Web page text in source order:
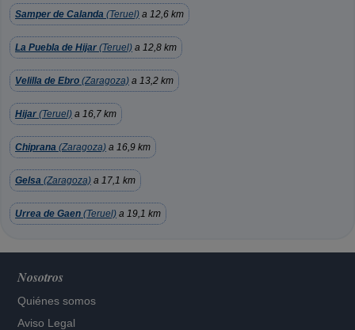
Samper de Calanda (Teruel) a 12,6 km
La Puebla de Hijar (Teruel) a 12,8 km
Velilla de Ebro (Zaragoza) a 13,2 km
Hijar (Teruel) a 16,7 km
Chiprana (Zaragoza) a 16,9 km
Gelsa (Zaragoza) a 17,1 km
Urrea de Gaen (Teruel) a 19,1 km
Nosotros
Quiénes somos
Aviso Legal